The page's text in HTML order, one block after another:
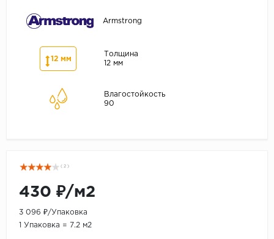
Armstrong
12 мм
Толщина
12 мм
Влагостойкость
90
( 2 )
430 ₽/м2
3 096 ₽/Упаковка
1 Упаковка = 7.2 м2